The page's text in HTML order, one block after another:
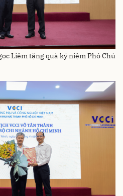
Liêm tặng quà kỷ niệm Phó Chủ